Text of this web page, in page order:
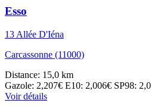
Esso
13 Allée D'Iéna
Carcassonne (11000)
Distance: 15,0 km
Gazole: 2,207€ E10: 2,006€ SP98:
Voir détails